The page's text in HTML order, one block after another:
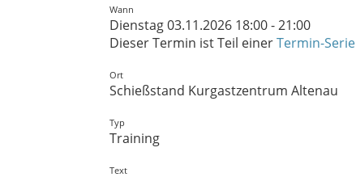
Wann
Dienstag 03.11.2026 18:00 - 21:00
Dieser Termin ist Teil einerTermin-Serie
Ort
Schießstand Kurgastzentrum Altenau
Typ
Training
Text